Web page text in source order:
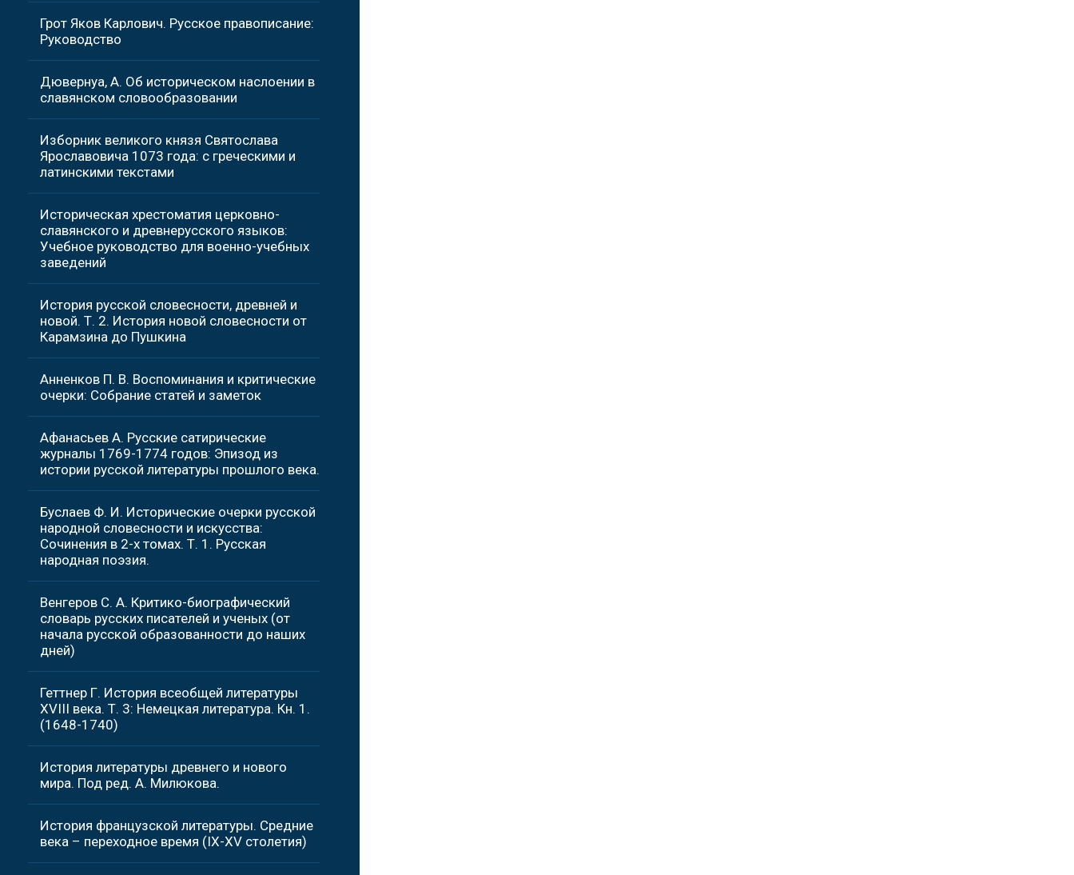
Грот Яков Карлович. Русское правописание:
Руководство
Дювернуа, А. Об историческом наслоении в
славянском словообразовании
Изборник великого князя Святослава
Ярославовича 1073 года: с греческими и
латинскими текстами
Историческая хрестоматия церковно-
славянского и древнерусского языков:
Учебное руководство для военно-учебных
заведений
История русской словесности, древней и
новой. Т. 2. История новой словесности от
Карамзина до Пушкина
Анненков П. В. Воспоминания и критические
очерки: Собрание статей и заметок
Афанасьев А. Русские сатирические
журналы 1769-1774 годов: Эпизод из
истории русской литературы прошлого века.
Буслаев Ф. И. Исторические очерки русской
народной словесности и искусства:
Сочинения в 2-х томах. Т. 1. Русская
народная поэзия.
Венгеров С. А. Критико-биографический
словарь русских писателей и ученых (от
начала русской образованности до наших
дней)
Геттнер Г. История всеобщей литературы
XVIII века. Т. 3: Немецкая литература. Кн. 1.
(1648-1740)
История литературы древнего и нового
мира. Под ред. А. Милюкова.
История французской литературы. Средние
века – переходное время (IX-XV столетия)